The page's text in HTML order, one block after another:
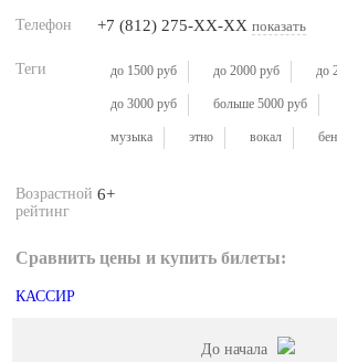
Телефон +7 (812) 275-XX-XX показать
Теги до 1500 руб до 2000 руб до
до 3000 руб больше 5000 руб
музыка этно вокал
Возрастной
рейтинг
6+
Сравнить цены и купить билеты:
КАССИР
До начала